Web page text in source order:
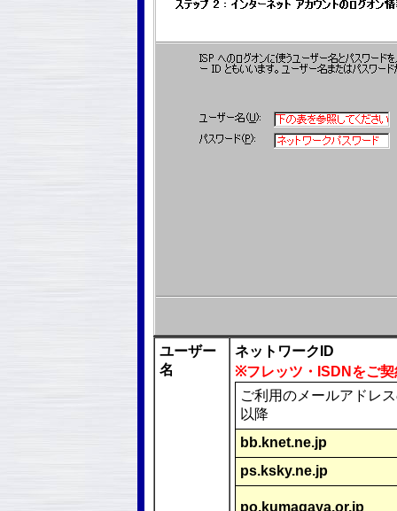
ユーザー
名
ネットワークID
※フレッツ・ISDNをご契
ご利用のメールアドレ
以降
bb.knet.ne.jp
ps.ksky.ne.jp
po.kumagaya.or.jp